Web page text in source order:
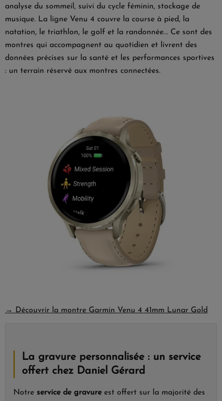
analyse du sommeil, suivi du cycle féminin, stockage de
musique. La ligne Venu 4 couvre la course à pied, la
natation, le triathlon, le golf et la randonnée... Ce sont des
montres qui accompagnent au quotidien et livrent des
données précises sur la santé et les performances sportives
: un terrain réservé aux montres connectées.
→ Découvrir la montre Garmin Venu 4 41mm Lunar Gold
La gravure personnalisée : un service
offert chez Daniel Gérard
Notre service de gravureest offert sur la majorité des